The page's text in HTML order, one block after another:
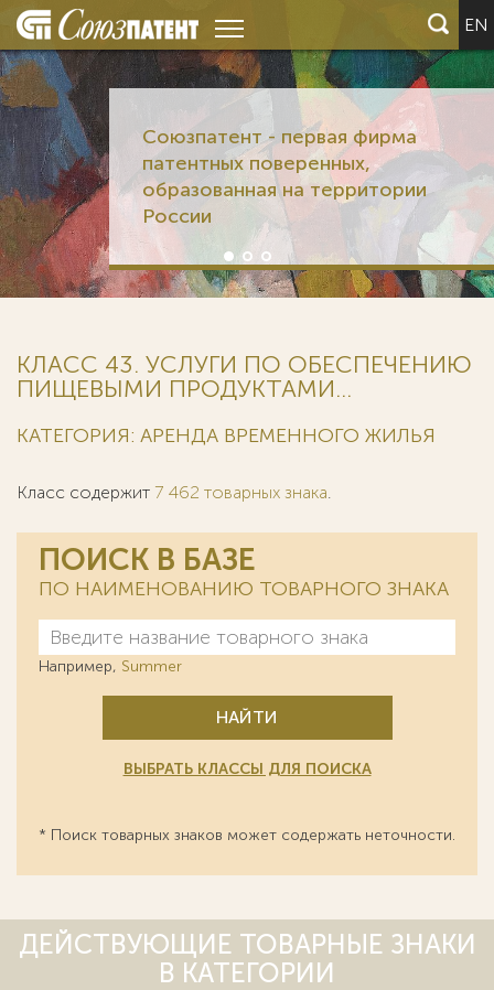
EN
Союзпатент - первая фирма
патентных поверенных,
образованная на территории
России
КЛАСС 43. УСЛУГИ ПО ОБЕСПЕЧЕНИЮ
ПИЩЕВЫМИ ПРОДУКТАМИ...
КАТЕГОРИЯ: АРЕНДА ВРЕМЕННОГО ЖИЛЬЯ
Класс содержит 7 462 товарных знака.
ПОИСК В БАЗЕ
ПО НАИМЕНОВАНИЮ ТОВАРНОГО ЗНАКА
Например, Summer
НАЙТИ
ВЫБРАТЬ КЛАССЫ ДЛЯ ПОИСКА
* Поиск товарных знаков может содержать неточности.
ДЕЙСТВУЮЩИЕ ТОВАРНЫЕ ЗНАКИ
В КАТЕГОРИИ